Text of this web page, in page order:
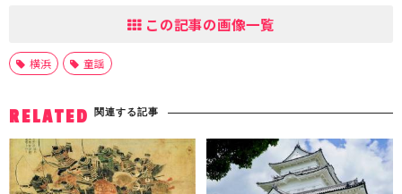
この記事の画像一覧
横浜 童謡
RELATED 関連する記事